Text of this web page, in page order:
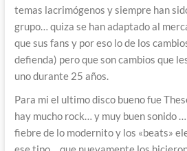
temas lacrimógenos y siempre han
grupo… quiza se han adaptado al
que sus fans y por eso lo de los
defienda) pero que son cambios que
uno durante 25 años.
Para mi el ultimo disco bueno fue
hay mucho rock… y muy buen sonido
fiebre de lo modernito y los «beats»